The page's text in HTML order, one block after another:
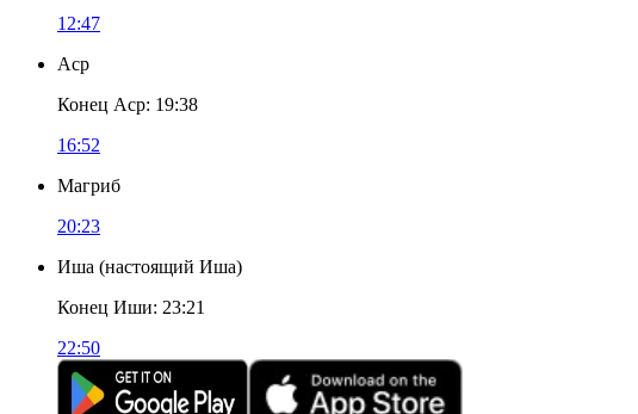
12:47
Аср
Конец Аср: 19:38
16:52
Магриб
20:23
Иша (настоящий Иша)
Конец Иши: 23:21
22:50